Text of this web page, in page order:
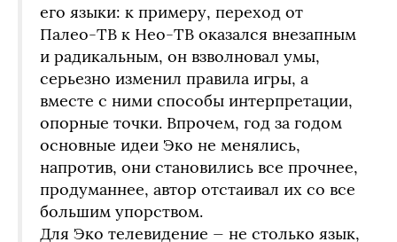
его языки: к примеру, переход от
Палео-ТВ к Нео-ТВ оказался внезапным
и радикальным, он взволновал умы,
серьезно изменил правила игры, а
вместе с ними способы интерпретации,
опорные точки. Впрочем, год за годом
основные идеи Эко не менялись,
напротив, они становились все прочнее,
продуманнее, автор отстаивал их со все
большим упорством.
Для Эко телевидение — не столько язык,